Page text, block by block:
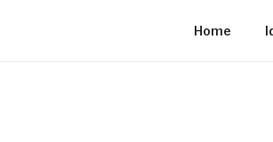
Home